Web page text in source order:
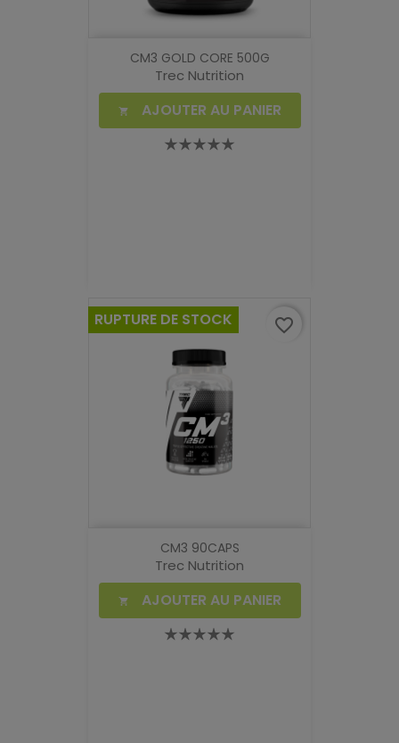
CM3 GOLD CORE 500G
Trec Nutrition
 AJOUTER AU PANIER
CM3 90CAPS
Trec Nutrition
 AJOUTER AU PANIER
RUPTURE DE STOCK favorite_border